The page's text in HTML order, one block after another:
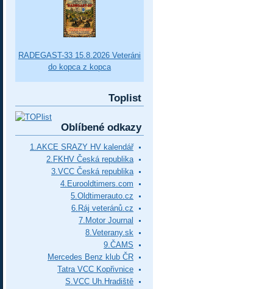
RADEGAST-33 15.8.2026 Veteráni
do kopca z kopca
Toplist
Oblíbené odkazy
1.AKCE SRAZY HV kalendář
2.FKHV Česká republika
3.VCC Česká republika
4.Eurooldtimers.com
5.Oldtimerauto.cz
6.Ráj veteránů.cz
7.Motor Journal
8.Veterany.sk
9.ČAMS
Mercedes Benz klub ČR
Tatra VCC Kopřivnice
S.VCC Uh.Hradiště